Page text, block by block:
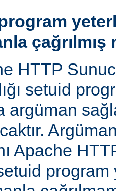
çağrılmış
HTTP
setuid
argüman
Apache
program